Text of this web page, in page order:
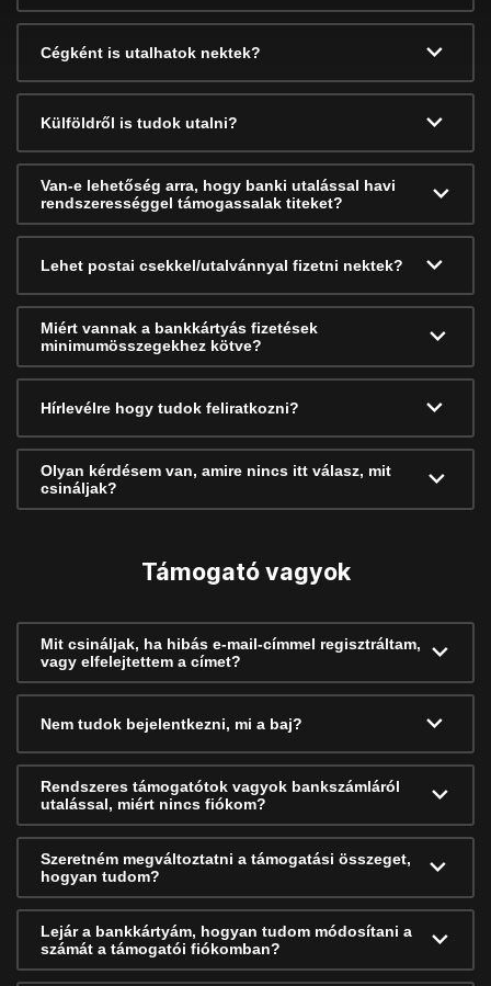
Cégként is utalhatok nektek?
Külföldről is tudok utalni?
Van-e lehetőség arra, hogy banki utalással havi
rendszerességgel támogassalak titeket?
Lehet postai csekkel/utalvánnyal fizetni nektek?
Miért vannak a bankkártyás fizetések
minimumösszegekhez kötve?
Hírlevélre hogy tudok feliratkozni?
Olyan kérdésem van, amire nincs itt válasz, mit
csináljak?
Támogató vagyok
Mit csináljak, ha hibás e-mail-címmel regisztráltam,
vagy elfelejtettem a címet?
Nem tudok bejelentkezni, mi a baj?
Rendszeres támogatótok vagyok bankszámláról
utalással, miért nincs fiókom?
Szeretném megváltoztatni a támogatási összeget,
hogyan tudom?
Lejár a bankkártyám, hogyan tudom módosítani a
számát a támogatói fiókomban?